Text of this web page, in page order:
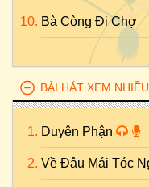
Bà Còng Đi Chợ
BÀI HÁT XEM NHIỀU
Duyên Phận
Về Đâu Mái Tóc